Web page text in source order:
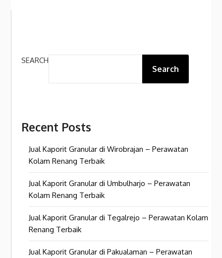
SEARCH
Search
Recent Posts
Jual Kaporit Granular di Wirobrajan – Perawatan
Kolam Renang Terbaik
Jual Kaporit Granular di Umbulharjo – Perawatan
Kolam Renang Terbaik
Jual Kaporit Granular di Tegalrejo – Perawatan Kolam
Renang Terbaik
Jual Kaporit Granular di Pakualaman – Perawatan